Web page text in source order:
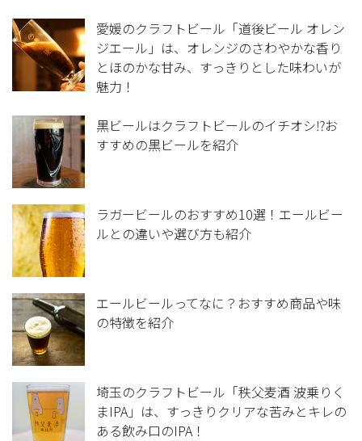
愛媛のクラフトビール「道後ビール オレン
ジエール」は、オレンジのさわやかな香り
とほのかな甘み、すっきりとした味わいが
魅力！
黒ビールはクラフトビールのイチオシ⁉お
すすめの黒ビールを紹介
ラガービールのおすすめ10選！エールビー
ルとの違いや選び方も紹介
エールビールってなに？おすすめ商品や味
の特徴を紹介
埼玉のクラフトビール「秩父麦酒 波乗りく
まIPA」は、すっきりクリアな苦みとキレの
ある飲み口のIPA！